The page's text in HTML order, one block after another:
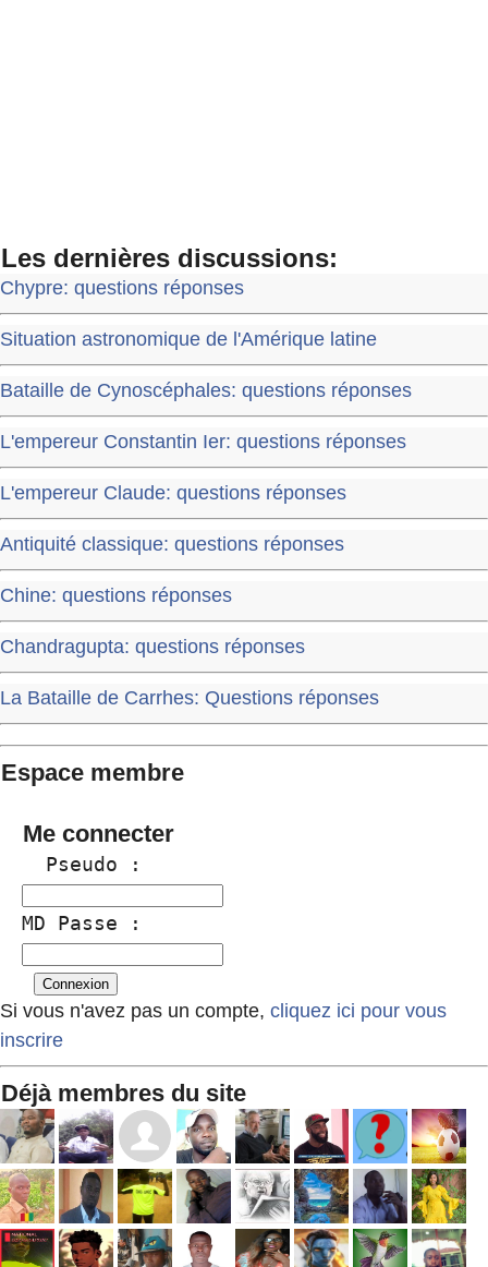
Les dernières discussions:
Chypre: questions réponses
Situation astronomique de l'Amérique latine
Bataille de Cynoscéphales: questions réponses
L'empereur Constantin Ier: questions réponses
L'empereur Claude: questions réponses
Antiquité classique: questions réponses
Chine: questions réponses
Chandragupta: questions réponses
La Bataille de Carrhes: Questions réponses
Espace membre
Me connecter
  Pseudo :
MD Passe :
Si vous n'avez pas un compte, cliquez ici pour vous
inscrire
Déjà membres du site